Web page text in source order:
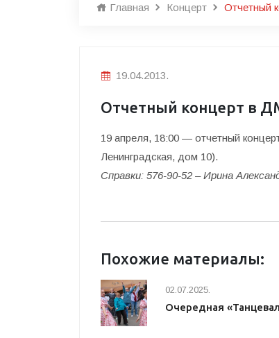
Главная Концерт Отчетный
19.04.2013.
Отчетный концерт в
19 апреля, 18:00 — отчетный
Ленинградская, дом 10).
Справки: 576-90-52 – Ирина
Похожие материалы:
02.07.2025.
Очередная